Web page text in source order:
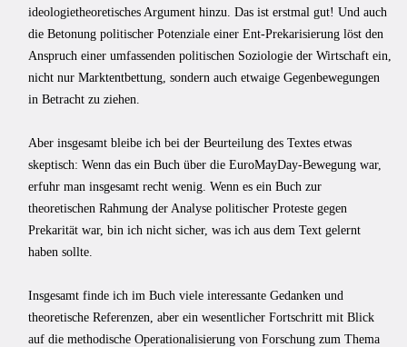
ideologietheoretisches Argument hinzu. Das ist erstmal gut! Und auch
die Betonung politischer Potenziale einer Ent-Prekarisierung löst den
Anspruch einer umfassenden politischen Soziologie der Wirtschaft ein,
nicht nur Marktentbettung, sondern auch etwaige Gegenbewegungen
in Betracht zu ziehen.
Aber insgesamt bleibe ich bei der Beurteilung des Textes etwas
skeptisch: Wenn das ein Buch über die EuroMayDay-Bewegung war,
erfuhr man insgesamt recht wenig. Wenn es ein Buch zur
theoretischen Rahmung der Analyse politischer Proteste gegen
Prekarität war, bin ich nicht sicher, was ich aus dem Text gelernt
haben sollte.
Insgesamt finde ich im Buch viele interessante Gedanken und
theoretische Referenzen, aber ein wesentlicher Fortschritt mit Blick
auf die methodische Operationalisierung von Forschung zum Thema